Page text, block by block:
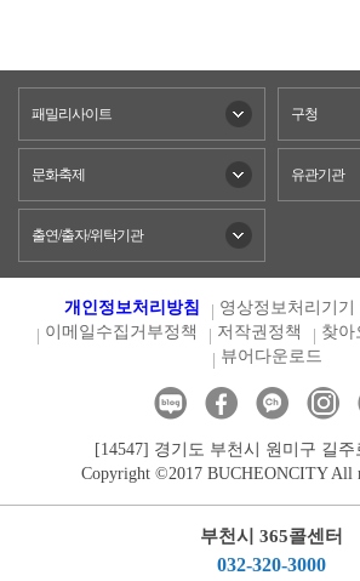
패밀리사이트 구청
문화축제 유관기관
출연/출자/위탁기관
개인정보처리방침
영상정보처리기기
이메일수집거부정책
저작권정책 찾아
뷰어다운로드
[14547] 경기도 부천시 원미구 길주
Copyright ©2017 BUCHEONCITY All
부천시 365콜센터
032-320-3000